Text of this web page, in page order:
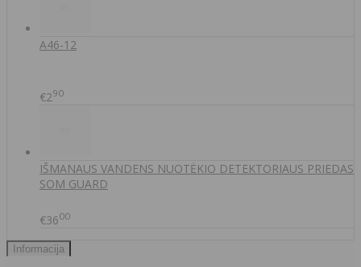
A46-12
€290
IŠMANAUS VANDENS NUOTĖKIO DETEKTORIAUS PRIEDAS
SOM GUARD
€3600
Informacija